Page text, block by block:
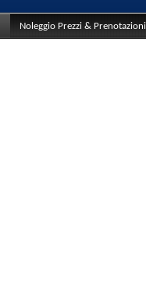
Noleggio Prezzi & Prenotazioni